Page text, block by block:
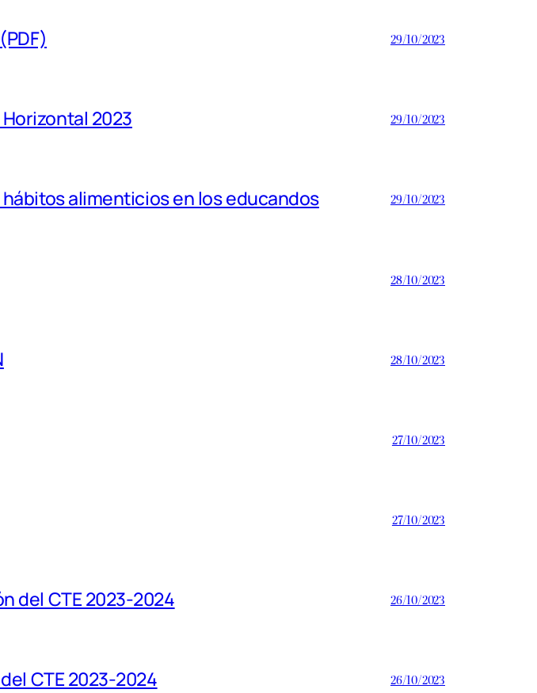
29/10/2023
2023 29/10/2023
alimenticios en los educandos 29/10/2023
28/10/2023
28/10/2023
27/10/2023
27/10/2023
del CTE 2023-2024 26/10/2023
CTE 2023-2024 26/10/2023